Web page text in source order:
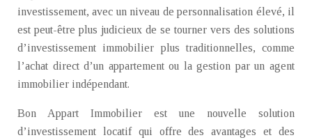
investissement, avec un niveau de personnalisation élevé, il
est peut-être plus judicieux de se tourner vers des solutions
d’investissement immobilier plus traditionnelles, comme
l’achat direct d’un appartement ou la gestion par un agent
immobilier indépendant.
Bon Appart Immobilier est une nouvelle solution
d’investissement locatif qui offre des avantages et des